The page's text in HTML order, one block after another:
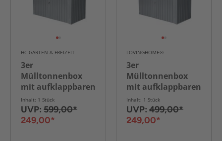
HC GARTEN & FREIZEIT
3er
Mülltonnenbox
mit aufklappbaren
Dach mit Schloss,
ca. 212 x 101 x 134
cm - Anthrazit
Inhalt: 1 Stück
UVP: 599,00*
249,00*
LOVINGHOME®
3er
Mülltonnenbox
mit aufklappbaren
Dach mit Schloss,
ca. 212 x 101 x 134
cm - Anthrazit
Inhalt: 1 Stück
UVP: 499,00*
249,00*